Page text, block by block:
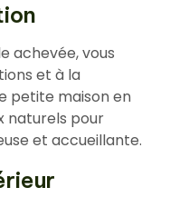
achevée, vous
et à la
petite maison en
naturels pour
et accueillante.